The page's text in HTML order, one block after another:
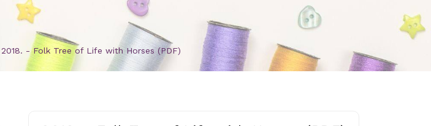
2018. - Folk Tree of Life with Horses (PDF)